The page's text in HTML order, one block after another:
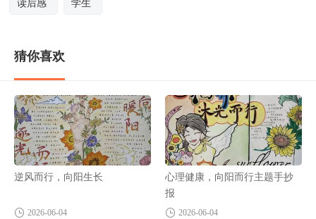
读后感 学生
猜你喜欢
逆风而行，向阳生长
2026-06-04
心理健康，向阳而行主题手抄
报
2026-06-04